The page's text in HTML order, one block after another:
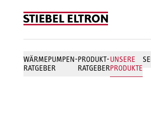
WÄRMEPUMPEN-
RATGEBER
PRODUKT-
RATGEBER
UNSERE
PRODUKTE